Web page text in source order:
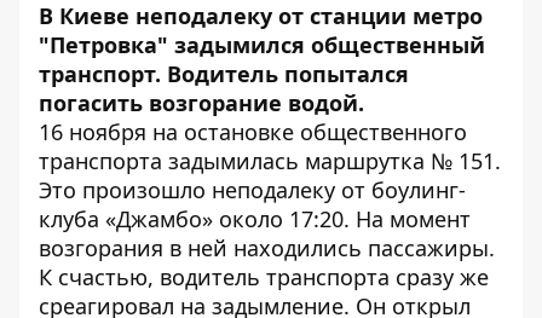
В Киеве неподалеку от станции метро
"Петровка" задымился общественный
транспорт. Водитель попытался
погасить возгорание водой.
16 ноября на остановке общественного
транспорта задымилась маршрутка № 151.
Это произошло неподалеку от боулинг-
клуба «Джамбо» около 17:20. На момент
возгорания в ней находились пассажиры.
К счастью, водитель транспорта сразу же
среагировал на задымление. Он открыл